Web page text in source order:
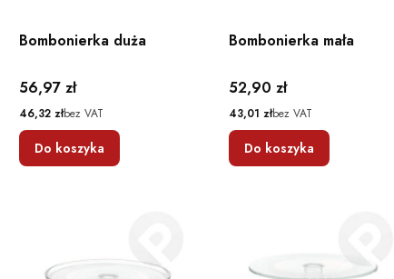
Bombonierka duża
Cena
56,97 zł
Cena
46,32 złbez VAT
Do koszyka
Bombonierka mała
Cena
52,90 zł
Cena
43,01 złbez VAT
Do koszyka